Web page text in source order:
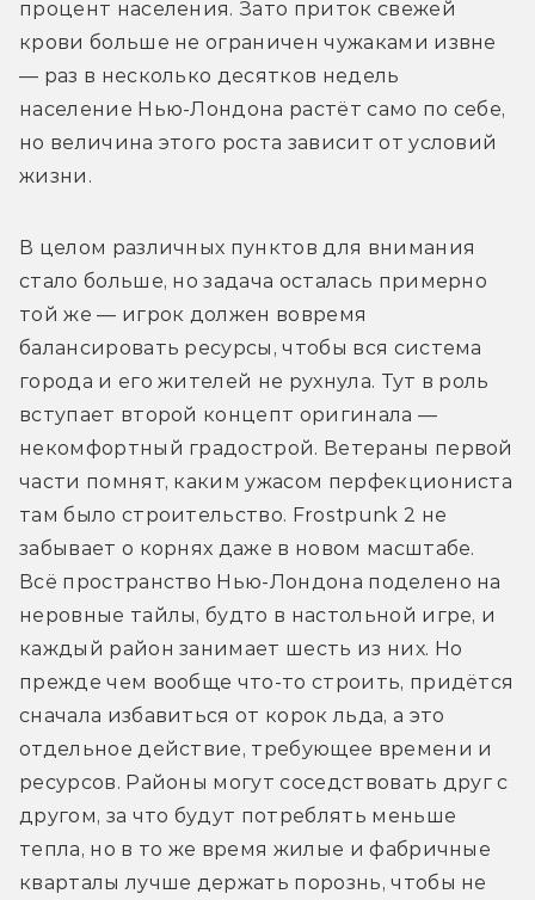
процент населения. Зато приток свежей
крови больше не ограничен чужаками извне
— раз в несколько десятков недель
население Нью-Лондона растёт само по себе,
но величина этого роста зависит от условий
жизни.
В целом различных пунктов для внимания
стало больше, но задача осталась примерно
той же — игрок должен вовремя
балансировать ресурсы, чтобы вся система
города и его жителей не рухнула. Тут в роль
вступает второй концепт оригинала —
некомфортный градострой. Ветераны первой
части помнят, каким ужасом перфекциониста
там было строительство. Frostpunk 2 не
забывает о корнях даже в новом масштабе.
Всё пространство Нью-Лондона поделено на
неровные тайлы, будто в настольной игре, и
каждый район занимает шесть из них. Но
прежде чем вообще что-то строить, придётся
сначала избавиться от корок льда, а это
отдельное действие, требующее времени и
ресурсов. Районы могут соседствовать друг с
другом, за что будут потреблять меньше
тепла, но в то же время жилые и фабричные
кварталы лучше держать порознь, чтобы не